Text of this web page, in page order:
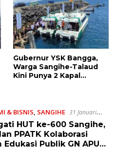
Gubernur YSK Bangga,
Warga Sangihe-Talaud
Kini Punya 2 Kapal
& BISNIS, SANGIHE 31 Januari
HUT ke-600 Sangihe,
PPATK Kolaborasi
Edukasi Publik GN APU-